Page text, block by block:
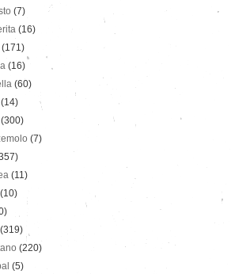
(7)
(16)
(171)
(16)
(60)
(14)
(300)
(7)
(11)
(10)
(319)
(220)
(5)